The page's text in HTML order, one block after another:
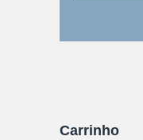
Carrinho